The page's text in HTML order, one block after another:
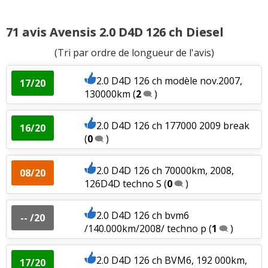
15/20
2.0 D4D, 116 ch, 277000km, boîte 5,
12/2003 l(1)
08/20
2.0 D4D 116 ch 180'000 km, 2003, linea
sol(1)
-- /20 2.0 D4D 116 ch 155000kms,2005(0)
15/20
2.0 D4D 116 ch 172000 km , 2004 , linéa
sol( 0)
12/20 2.0 D4D 116 ch 173000(0)
18/20 2.0 D4D 116 ch 2004 198 000 KMs(0)
71 avis Avensis 2.0 D4D 126 ch Diesel
(Tri par ordre de longueur de l'avis)
17/20
2.0 D4D 126 ch modèle nov.2007,
130000km (2 )
16/20
2.0 D4D 126 ch 177000 2009 break
(0 )
08/20
2.0 D4D 126 ch 70000km, 2008,
126D4D techno S (0 )
-- /20
2.0 D4D 126 ch bvm6
/140.000km/2008/ techno p (1 )
17/20
2.0 D4D 126 ch BVM6, 192 000km,